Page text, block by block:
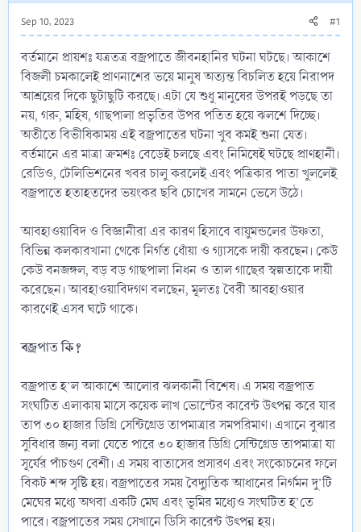
Sep 10, 2023 #1
বর্তমানে প্রায়শঃ যত্রতত্র বজ্রপাতে জীবনহানির ঘটনা ঘটছে। আকাশে
বিজলী চমকালেই প্রাণনাশের ভয়ে মানুষ অত্যন্ত বিচলিত হয়ে নিরাপদ
আশ্রয়ের দিকে ছুটাছুটি করছে। এটা যে শুধু মানুষের উপরই পড়ছে তা
নয়, গরু, মহিষ, গাছপালা প্রভৃতির উপর পতিত হয়ে ঝলশে দিচ্ছে।
অতীতে বিভীষিকাময় এই বজ্রপাতের ঘটনা খুব কমই শুনা যেত।
বর্তমানে এর মাত্রা ক্রমশঃ বেড়েই চলছে এবং নিমিষেই ঘটছে প্রাণহানী।
রেডিও, টেলিভিশনের খবর চালু করলেই এবং পত্রিকার পাতা খুললেই
বজ্রপাতে হতাহতদের ভয়ংকর ছবি চোখের সামনে ভেসে উঠে।
আবহাওয়াবিদ ও বিজ্ঞানীরা এর কারণ হিসাবে বায়ুমন্ডলের উষ্ণতা,
বিভিন্ন কলকারখানা থেকে নির্গত ধোঁয়া ও গ্যাসকে দায়ী করছেন। কেউ
কেউ বনজঙ্গল, বড় বড় গাছপালা নিধন ও তাল গাছের স্বল্পতাকে দায়ী
করেছেন। আবহাওয়াবিদগণ বলছেন, মূলতঃ বৈরী আবহাওয়ার
কারণেই এসব ঘটে থাকে।
বজ্রপাত কি?
বজ্রপাত হ’ল আকাশে আলোর ঝলকানী বিশেষ। এ সময় বজ্রপাত
সংঘটিত এলাকায় মাসে কয়েক লাখ ভোল্টের কারেন্ট উৎপন্ন করে যার
তাপ ৩০ হাজার ডিগ্রি সেন্টিগ্রেড তাপমাত্রার সমপরিমাণ। এখানে বুঝার
সুবিধার জন্য বলা যেতে পারে ৩০ হাজার ডিগ্রি সেন্টিগ্রেড তাপমাত্রা যা
সূর্যের পাঁচগুণ বেশী। এ সময় বাতাসের প্রসারণ এবং সংকোচনের ফলে
বিকট শব্দ সৃষ্টি হয়। বজ্রপাতের সময় বৈদ্যুতিক আধানের নির্গমন দু’টি
মেঘের মধ্যে অথবা একটি মেঘ এবং ভূমির মধ্যেও সংঘটিত হ’তে
পারে। বজ্রপাতের সময় সেখানে ডিসি কারেন্ট উৎপন্ন হয়।